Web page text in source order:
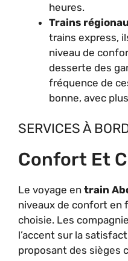
heures.
Trains
trains express,
niveau de
desserte des
fréquence de
bonne, avec
SERVICES À
Confort Et
Le voyage en train
niveaux de confort en
choisie. Les
l’accent sur la
proposant des sièges